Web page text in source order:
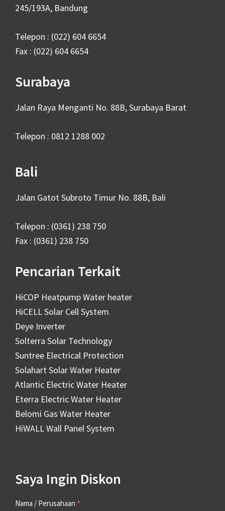
245/193A, Bandung
Telepon : (022) 604 6654
Fax : (022) 604 6654
Surabaya
Jalan Raya Menganti No. 88B, Surabaya Barat
Telepon : 0812 1288 002
Bali
Jalan Gatot Subroto Timur No. 88B, Bali
Telepon : (0361) 238 750
Fax : (0361) 238 750
Pencarian Terkait
HiCOP Heatpump Water heater
HiCELL Solar Cell System
Deye Inverter
Solterra Solar Technology
Suntree Electrical Protection
Solahart Solar Water Heater
Atlantic Electric Water Heater
Eterra Electric Water Heater
Belomi Gas Water Heater
HiWALL Wall Panel System
Saya Ingin Diskon
Contact
Nama / Perusahaan *